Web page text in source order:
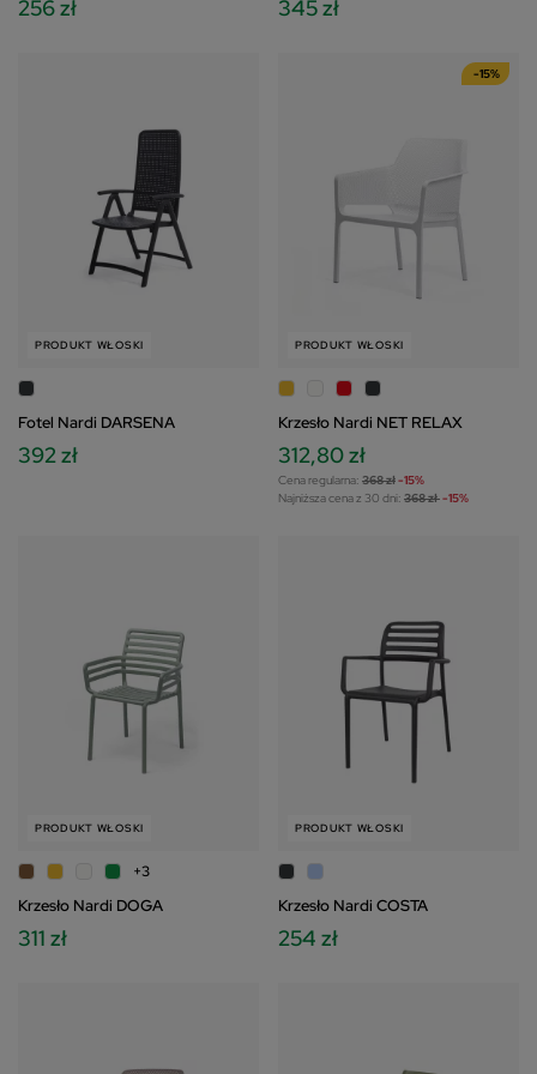
komfortowo korzystać z naszych stron www.
ustawienia prywatności".
256 zł 345 zł
PRODUKT WŁOSKI
Fotel Nardi DARSENA
392 zł
-15%
PRODUKT WŁOSKI
Krzesło Nardi NET RELAX
312,80 zł
Cena regularna: 368 zł-15%
Najniższa cena z 30 dni: 368 zł-15%
PRODUKT WŁOSKI
+3
Krzesło Nardi DOGA
311 zł
PRODUKT WŁOSKI
Krzesło Nardi COSTA
254 zł